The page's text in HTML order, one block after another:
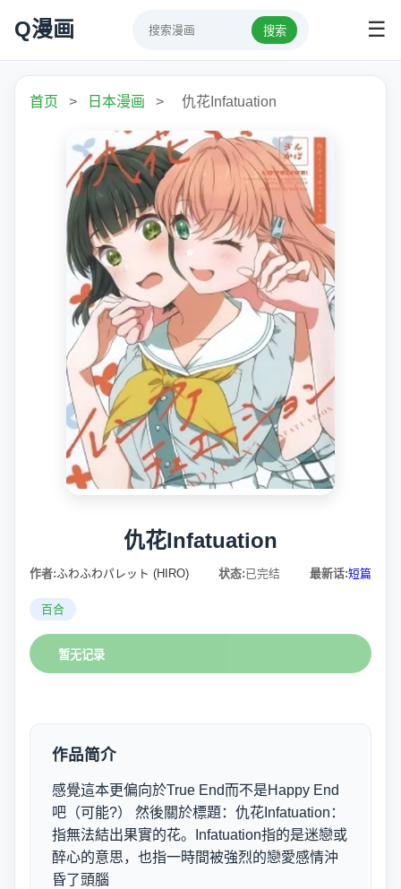
Q漫画 搜索 ☰
首页 > 日本漫画 > 仇花Infatuation
仇花Infatuation
作者:ふわふわパレット (HIRO) 状态:已完结 最新话:短篇
百合
暂无记录
作品简介
感覺這本更偏向於True End而不是Happy End
吧（可能?） 然後關於標題：仇花Infatuation：
指無法結出果實的花。Infatuation指的是迷戀或
醉心的意思，也指一時間被強烈的戀愛感情沖
昏了頭腦